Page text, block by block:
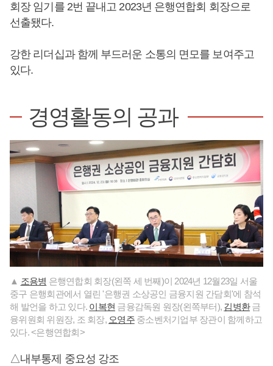
회장 임기를 2번 끝내고 2023년 은행연합회 회장으로
선출됐다.
강한 리더십과 함께 부드러운 소통의 면모를 보여주고
있다.
경영활동의 공과
▲ 조용병 은행연합회 회장(왼쪽 세 번째)이 2024년 12월23일 서울
중구 은행회관에서 열린 '은행권 소상공인 금융지원 간담회'에 참석
해 발언을 하고 있다. 이복현 금융감독원 원장(왼쪽부터), 김병환금
융위원회 위원장, 조 회장, 오영주중소벤처기업부 장관​이 함께하고
있다. <은행연합회>
△내부통제 중요성 강조